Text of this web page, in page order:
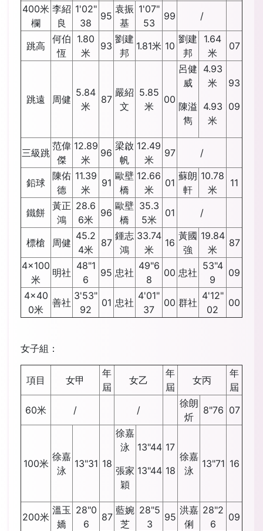
400米
欄
李紹
良
1'02"
38
95
袁振
基
1'07"
53
99 /
跳高
何伯
恆
1.80
米
93
劉建
邦
1.81米 10
劉建
邦
1.64
米
07
跳遠 周健
5.84
米
87
嚴紹
文
5.85
米
00
呂健
威
陳溢
雋
4.93
米
4.93
米
93
09
三級跳
范偉
傑
12.89
米
96
梁啟
帆
12.49
米
97 /
鉛球
陳佑
德
11.39
米
91
歐壁
橋
12.66
米
01
蘇朗
軒
10.78
米
11
鐵餅
黃正
鴻
28.6
6米
96
歐壁
橋
35.3
5米
01 /
標槍 周健
45.2
4米
87
鍾志
鴻
33.74
米
16
黃國
強
19.84
米
87
4x100
米
明社
48"1
6
95 忠社
49"6
8
00 忠社
53"4
9
09
4x40
0米
善社
3'53"
92
01 忠社
4'01"
37
00 群社
4'12"
02
00
女子組：
項目 女甲
年
屆
女乙
年
屆
女丙
年
屆
60米
/ /
徐朗
炘
8"76 07
100米
徐嘉
泳
13"31 18
徐嘉
泳
張家
穎
13"44
13"44
17
18
徐嘉
泳
13"71 16
200米
溫玉
嬌
28"0
6
87
藍婉
芝
28"5
3
95
洪嘉
俐
28"2
6
09